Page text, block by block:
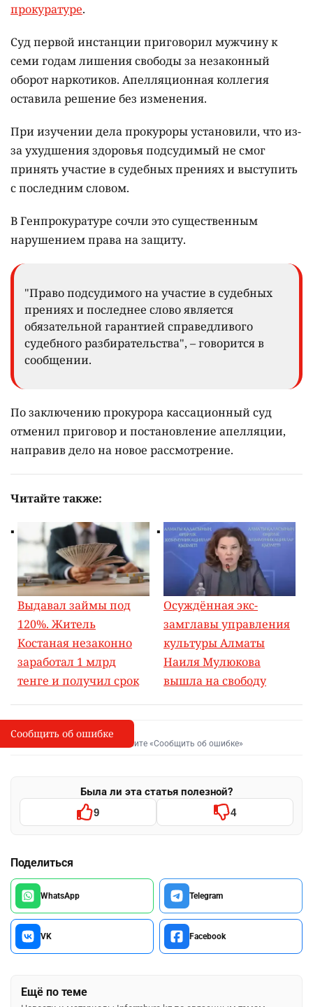
прокуратуре.
Суд первой инстанции приговорил мужчину к
семи годам лишения свободы за незаконный
оборот наркотиков. Апелляционная коллегия
оставила решение без изменения.
При изучении дела прокуроры установили, что из-
за ухудшения здоровья подсудимый не смог
принять участие в судебных прениях и выступить
с последним словом.
В Генпрокуратуре сочли это существенным
нарушением права на защиту.
"Право подсудимого на участие в судебных
прениях и последнее слово является
обязательной гарантией справедливого
судебного разбирательства", – говорится в
сообщении.
По заключению прокурора кассационный суд
отменил приговор и постановление апелляции,
направив дело на новое рассмотрение.
Читайте также:
Выдавал займы под
120%. Житель
Костаная незаконно
заработал 1 млрд
тенге и получил срок
Осуждённая экс-
замглавы управления
культуры Алматы
Наиля Мулюкова
вышла на свободу
I
Сообщить об опечатке
Выделите фрагмент и нажмите «Сообщить об ошибке»
Была ли эта статья полезной?
9 4
Поделиться
WhatsApp Telegram
VK Facebook
Ещё по теме
Сообщить об ошибке